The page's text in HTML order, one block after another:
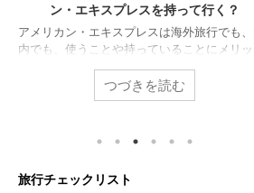
ン・エキスプレスを持って行く？
アメリカン・エキスプレスは海外旅行でも
内でも、使うことや持っていることにメリッ
ン・エキスプレスが提供している特典（海外
行保険や提携ホテル無料宿泊など）は持って
ドを持って旅行に行くメリットがあるか否か
つづきを読む
旅行チェックリスト